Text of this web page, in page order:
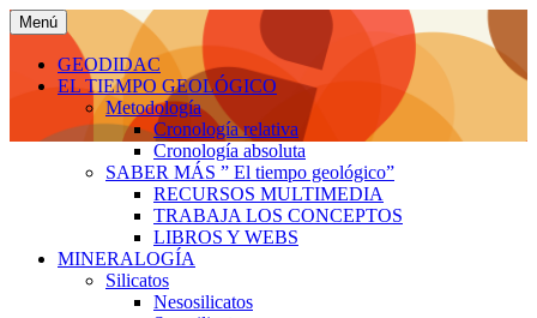
Saltar
al
contenido
Geodidac: Geología en
Agrónomos
Geodidac: Geología en
Agrónomos.ESPACIO PARA APRENDER
Menú
GEODIDAC
EL TIEMPO GEOLÓGICO
Metodología
Cronología relativa
Cronología absoluta
SABER MÁS ” El tiempo geológico”
RECURSOS MULTIMEDIA
TRABAJA LOS CONCEPTOS
LIBROS Y WEBS
MINERALOGÍA
Silicatos
Nesosilicatos